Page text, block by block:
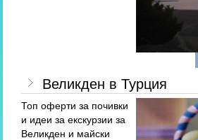
Великден в Турция
Топ оферти за почивки
и идеи за екскурзии за
Великден и майски